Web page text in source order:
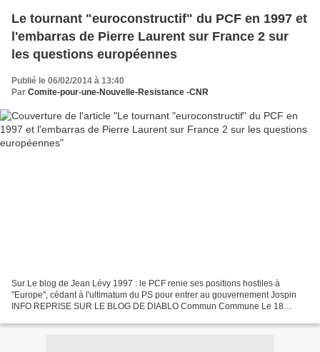
Le tournant "euroconstructif" du PCF en 1997 et
l'embarras de Pierre Laurent sur France 2 sur
les questions européennes
Publié le 06/02/2014 à 13:40
Par Comite-pour-une-Nouvelle-Resistance -CNR
Sur Le blog de Jean Lévy 1997 : le PCF renie ses positions hostiles à
"Europe", cédant à l'ultimatum du PS pour entrer au gouvernement Jospin
INFO REPRISE SUR LE BLOG DE DIABLO Commun Commune Le 18